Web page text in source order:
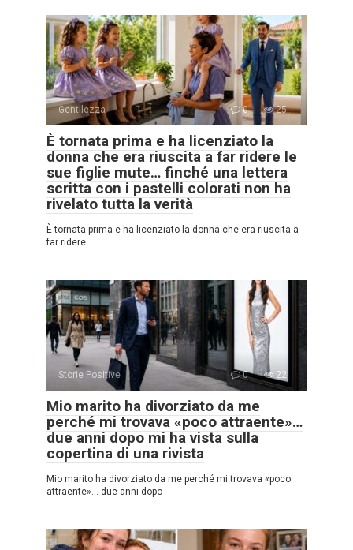
Gentilezza 0 25
È tornata prima e ha licenziato la
donna che era riuscita a far ridere le
sue figlie mute… finché una lettera
scritta con i pastelli colorati non ha
rivelato tutta la verità
È tornata prima e ha licenziato la donna che era riuscita a
far ridere
Storie Positive 0 22
Mio marito ha divorziato da me
perché mi trovava «poco attraente»…
due anni dopo mi ha vista sulla
copertina di una rivista
Mio marito ha divorziato da me perché mi trovava «poco
attraente»… due anni dopo